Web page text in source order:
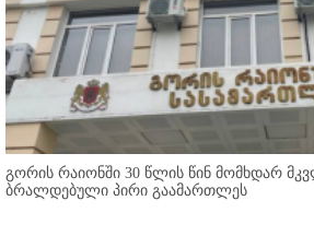
გორის რაიონში 30 წლის წინ მომხდარ
ბრალდებული პირი გაამართლეს